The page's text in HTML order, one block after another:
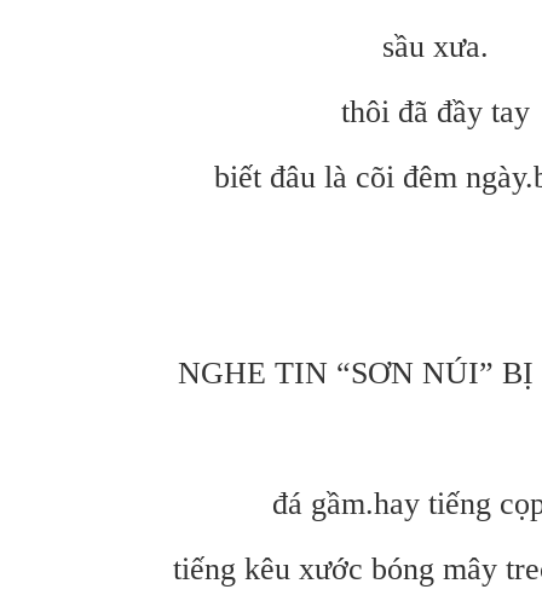
sầu xưa.
thôi đã đầy tay
biết đâu là cõi đêm
NGHE TIN “SƠN NÚI”
đá gầm.hay tiếng
tiếng kêu xước bóng mây